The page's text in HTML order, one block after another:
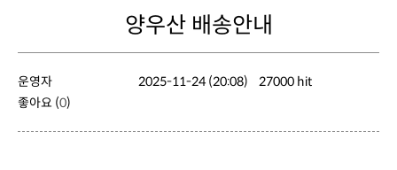
양우산 배송안내
운영자 2025-11-24 (20:08)
27000 hit
좋아요 (0)